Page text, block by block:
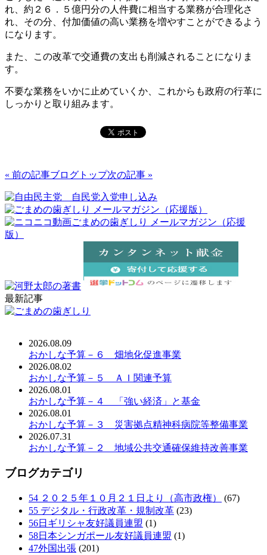
れ、約２６．５億円分の人件費に相当する業務が合理化さ
れ、その分、付加価値の高い業務を増やすことができるよう
になります。
また、この改革で交通費の支出も削減されることになりま
す。
不要な業務をいかに止めていくか、これからも政府の行革に
しっかりと取り組みます。
« 前の記事ブログトップ次の記事 »
最新記事
2026.08.09
おかしな予算－６ 畑地化促進事業
2026.08.02
おかしな予算－５ ＡＩ関連予算
2026.08.01
おかしな予算－４ 「強い経済」と基金
2026.08.01
おかしな予算－３ 災害拠点精神科病院等整備事業
2026.07.31
おかしな予算－２ 地域公共交通確保維持改善事業
ブログカテゴリ
54 ２０２５年１０月２１日より（高市政権）
(67)
55 デジタル・行政改革・規制改革 (23)
56日ギリシャ友好議員連盟 (1)
58日本シンガポール友好議員連盟 (1)
47外国出張 (201)